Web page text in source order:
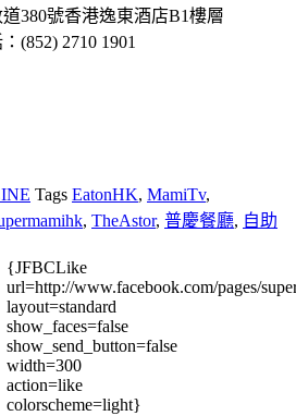
380號香港逸東酒店B1樓層
(852) 2710 1901
Tags EatonHK, MamiTv,
, TheAstor, 普慶餐廳, 自助
{JFBCLike
url=http://www.facebook.com/pages/
layout=standard
show_faces=false
show_send_button=false
width=300
action=like
colorscheme=light}